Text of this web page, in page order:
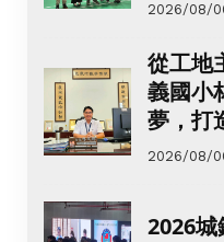
2026/08/
從工地
義國小
夢，打
2026/08/
2026